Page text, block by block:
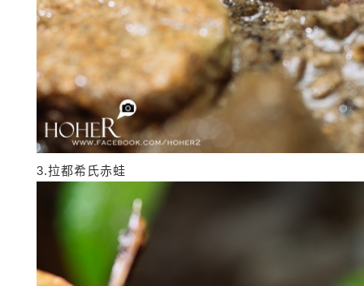
3.拉都希氏赤蛙